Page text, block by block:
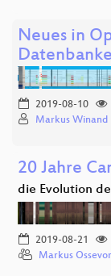
Neues in
2019-08-10
Markus Winand
20 Jahre
die Evolution
2019-08-21
Markus